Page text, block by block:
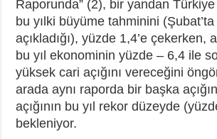
Raporunda” (2), bir yandan
bu yılki büyüme tahminini
açıkladığı), yüzde 1,4’e çekerken,
bu yıl ekonominin yüzde – 6,4 ile
yüksek cari açığını vereceğini
arada aynı raporda bir başka
açığının bu yıl rekor düzeyde
bekleniyor.